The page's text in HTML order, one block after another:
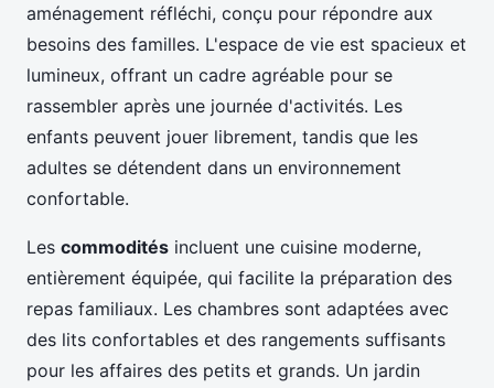
aménagement réfléchi, conçu pour répondre aux
besoins des familles. L'espace de vie est spacieux et
lumineux, offrant un cadre agréable pour se
rassembler après une journée d'activités. Les
enfants peuvent jouer librement, tandis que les
adultes se détendent dans un environnement
confortable.
Les commodités incluent une cuisine moderne,
entièrement équipée, qui facilite la préparation des
repas familiaux. Les chambres sont adaptées avec
des lits confortables et des rangements suffisants
pour les affaires des petits et grands. Un jardin